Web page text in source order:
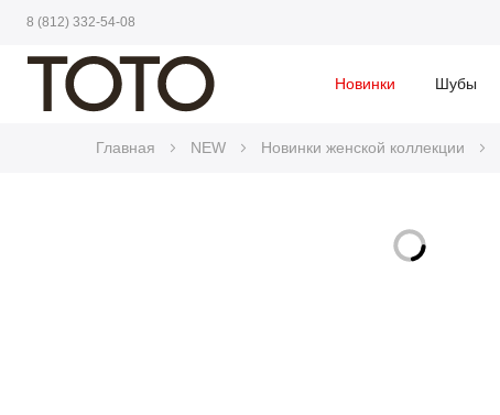
8 (812) 332-54-08
Новинки Шубы
Главная NEW Новинки женской коллекции